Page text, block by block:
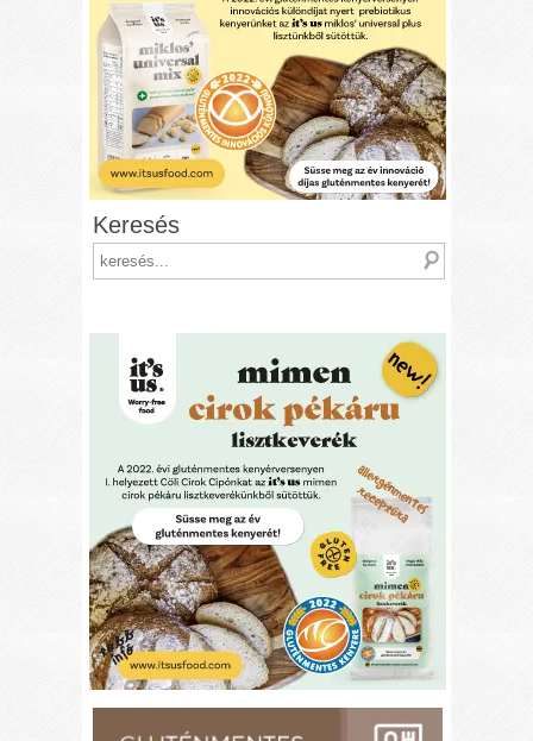
Keresés